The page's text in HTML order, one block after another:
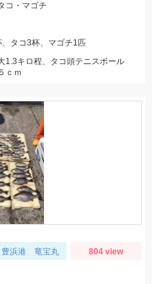
コ・マゴチ
タコ3杯、マゴチ1匹
1.3キロ程、タコ頭テニスボール
ｃｍ
豊浜港 竜宝丸 804 view